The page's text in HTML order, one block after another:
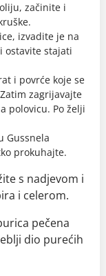
začinite i
izvadite je na
ostavite stajati
i povrće koje se
zagrijavajte
polovicu. Po želji
Gussnela
prokuhajte.
s nadjevom i
i celerom.
pečena
dio purećih